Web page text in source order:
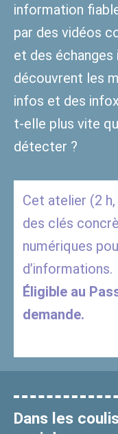
information
par des vidéos
et des
découvrent les
infos et des
t-elle plus vite
détecter ?
Cet atelier (2
des clés
numériques
d’informations.
Éligible au
demande.
Dans les